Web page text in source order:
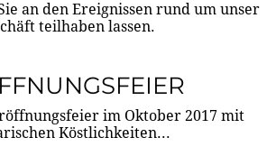
an den Ereignissen rund um unser
teilhaben lassen.
im Oktober 2017 mit
Köstlichkeiten...